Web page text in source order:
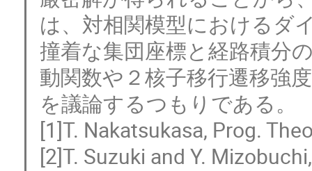
は、対相関模型におけるダ
撞着な集団座標と経路積分
動関数や２核子移行遷移強
を議論するつもりである。
[1]T. Nakatsukasa, Prog.
[2]T. Suzuki and Y.